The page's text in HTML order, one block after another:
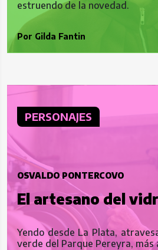
estruendo de la novedad.
Por Gilda Fantin
PERSONAJES
OSVALDO PONTERCOVO
El artesano del
Yendo desde La Plata,
verde del Parque Pereyra, más